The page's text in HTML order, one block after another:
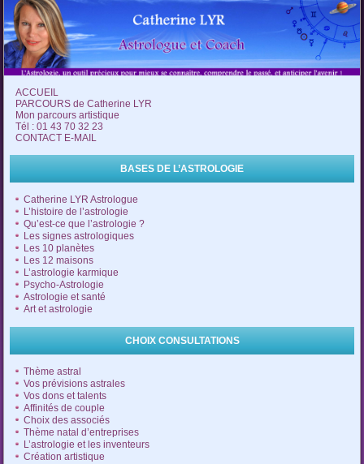
ACCUEIL
PARCOURS de Catherine LYR
Mon parcours artistique
Tél : 01 43 70 32 23
CONTACT E-MAIL
BASES DE L’ASTROLOGIE
Catherine LYR Astrologue
L’histoire de l’astrologie
Qu’est-ce que l’astrologie ?
Les signes astrologiques
Les 10 planètes
Les 12 maisons
L’astrologie karmique
Psycho-Astrologie
Astrologie et santé
Art et astrologie
CHOIX CONSULTATIONS
Thème astral
Vos prévisions astrales
Vos dons et talents
Affinités de couple
Choix des associés
Thème natal d’entreprises
L’astrologie et les inventeurs
Création artistique